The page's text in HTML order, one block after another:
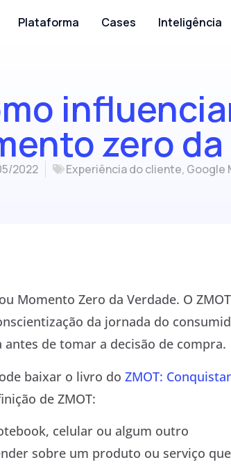
Plataforma Cases Inteligência
zero
2022 Experiência do cliente, Google
Momento Zero da Verdade. O
da jornada do
de tomar a decisão de compra.
baixar o livro do ZMOT:
de ZMOT:
celular ou algum outro
sobre um produto ou serviço que